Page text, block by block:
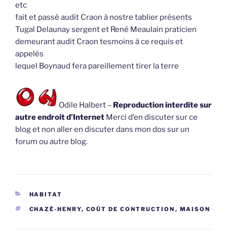
etc
fait et passé audit Craon à nostre tablier présents
Tugal Delaunay sergent et René Meaulain praticien
demeurant audit Craon tesmoins à ce requis et
appelés
lequel Boynaud fera pareillement tirer la terre
Odile Halbert – Reproduction interdite sur
autre endroit d’Internet Merci d’en discuter sur ce
blog et non aller en discuter dans mon dos sur un
forum ou autre blog.
CATÉGORIES
HABITAT
ÉTIQUETTES
CHAZÉ-HENRY, COÛT DE CONTRUCTION , MAISON